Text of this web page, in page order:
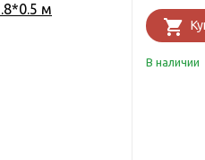
м
В наличии